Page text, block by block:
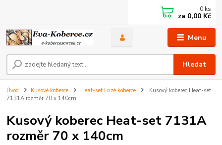
Menu
Hledat
0 ks
za 0,00 Kč
Úvod Kusové koberce Heat-set Frizé koberce
Kusový koberec Heat-set
7131A rozměr 70 x 140cm
Kusový koberec Heat-set 7131A
rozměr 70 x 140cm